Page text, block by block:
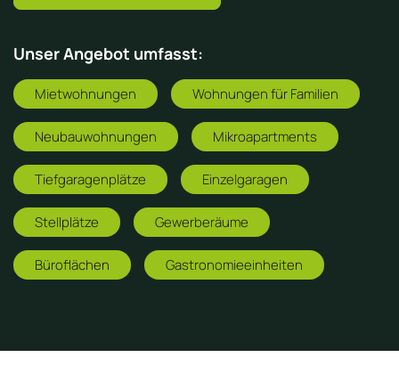
Unser Angebot umfasst:
Mietwohnungen Wohnungen für Familien
Neubauwohnungen Mikroapartments
Tiefgaragenplätze Einzelgaragen
Stellplätze Gewerberäume
Büroflächen Gastronomieeinheiten